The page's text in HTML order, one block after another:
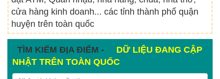
cửa hàng kinh doanh... các tỉnh thành phố quận
huyện trên toàn quốc
TÌM KIẾM ĐỊA ĐIỂM -
DỮ LIỆU ĐANG CẬP
NHẬT TRÊN TOÀN QUỐC